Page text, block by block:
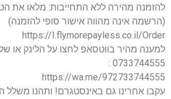
להזמנה מהירה ללא התחייבות: מלאו את
(הרשמה אינה מהווה אישור סופי להזמנה)
https://I.flymorepayless.co.il/Order
למענה מהיר בווטסאפ לחצו על הלינק או
0733744555 :
https://wa.me/972733744555
עקבו אחרינו גם באינסטגרם! ותהנו משלל